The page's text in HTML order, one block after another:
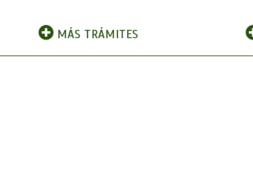
MÁS TRÁMITES